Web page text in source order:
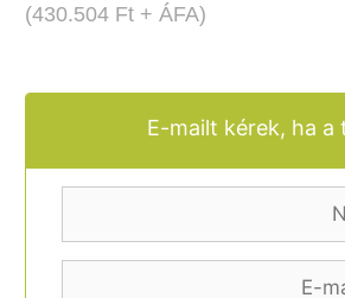
(430.504 Ft + ÁFA)
E-mailt kérek, ha a